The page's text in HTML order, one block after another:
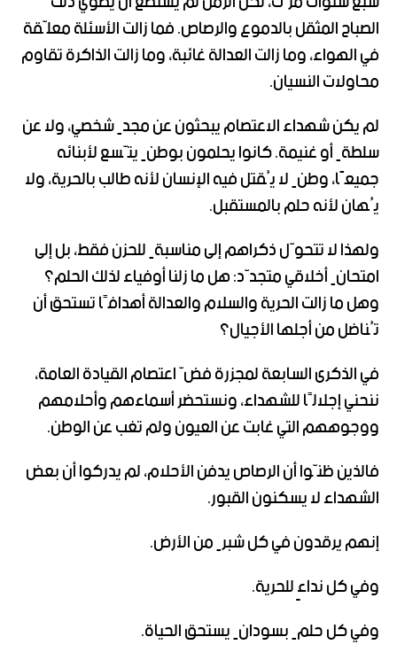
الصباح المثقل بالدموع والرصاص. فما زالت الأسئلة معلّقة
في الهواء، وما زالت العدالة غائبة، وما زالت الذاكرة تقاوم
محاولات النسيان.
لم يكن شهداء الاعتصام يبحثون عن مجدٍ شخصي، ولا عن
سلطةٍ أو غنيمة. كانوا يحلمون بوطنٍ يتّسع لأبنائه
جميعًا، وطنٍ لا يُقتل فيه الإنسان لأنه طالب بالحرية، ولا
يُهان لأنه حلم بالمستقبل.
ولهذا لا تتحوّل ذكراهم إلى مناسبةٍ للحزن فقط، بل إلى
امتحانٍ أخلاقي متجدّد: هل ما زلنا أوفياء لذلك الحلم؟
وهل ما زالت الحرية والسلام والعدالة أهدافًا تستحق أن
تُناضل من أجلها الأجيال؟
في الذكرى السابعة لمجزرة فضّ اعتصام القيادة العامة،
ننحني إجلالًا للشهداء، ونستحضر أسماءهم وأحلامهم
ووجوههم التي غابت عن العيون ولم تغب عن الوطن.
فالذين ظنّوا أن الرصاص يدفن الأحلام، لم يدركوا أن بعض
الشهداء لا يسكنون القبور.
إنهم يرقدون في كل شبرٍ من الأرض.
وفي كل نداءٍ للحرية.
وفي كل حلمٍ بسودانٍ يستحق الحياة.